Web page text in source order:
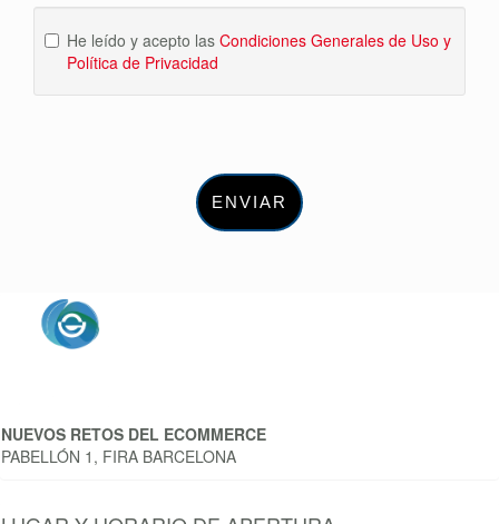
He leído y acepto las Condiciones Generales de Uso y
Política de Privacidad
ENVIAR
NUEVOS RETOS DEL ECOMMERCE
PABELLÓN 1, FIRA BARCELONA